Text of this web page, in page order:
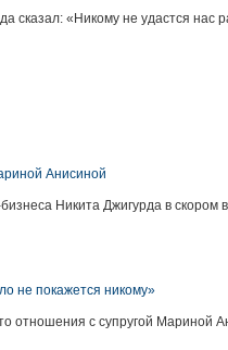
сказал: «Никому не удастся нас
Анисиной
Никита Джигурда в скором
не покажется никому»
отношения с супругой Мариной